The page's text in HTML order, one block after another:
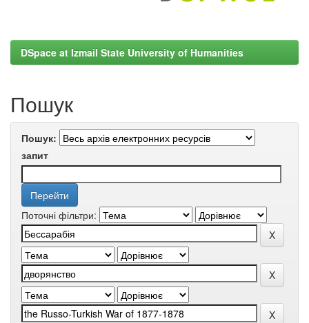
DSpace at Izmail State University of Humanities
Пошук
Пошук:
запит
Поточні фільтри: